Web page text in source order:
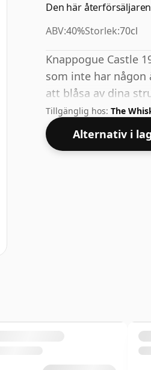
Den här
ABV:40%Storlek:70cl
Knappogue Castle
som inte har någon
att blåsa av dina
en tjusig anda.
Tillgänglig hos: The
Alternativ i